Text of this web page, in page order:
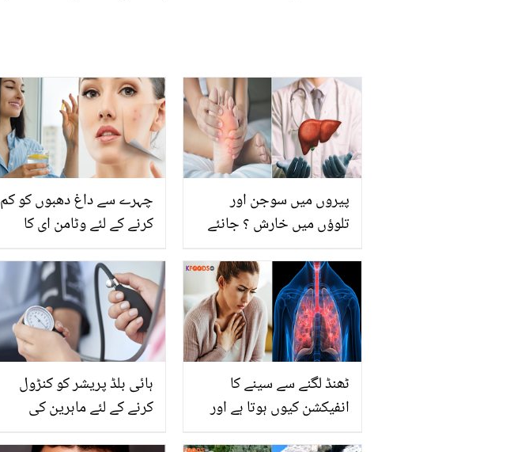
چہرے سے داغ دھبوں کو کم
کرنے کے لئے وٹامن ای کا
جانیئے چند آسان طریقے اور
اس کے کرشماتی فوائد
پیروں میں سوجن اور
تلوؤں میں خارش ؟ جانئے
کا ہونا جگر کی خرابی کا
باعث ہو سکتا ہے
ہائی بلڈ پریشر کو کنڑول
کرنے کے لئے ماہرین کی
ٹھنڈ لگنے سے سینے کا
انفیکشن کیوں ہوتا ہے اور